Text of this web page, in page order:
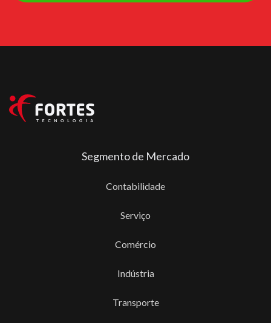
Segmento de Mercado
Contabilidade
Serviço
Comércio
Indústria
Transporte